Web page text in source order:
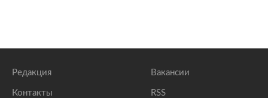
Редакция
Контакты
Вакансии
RSS